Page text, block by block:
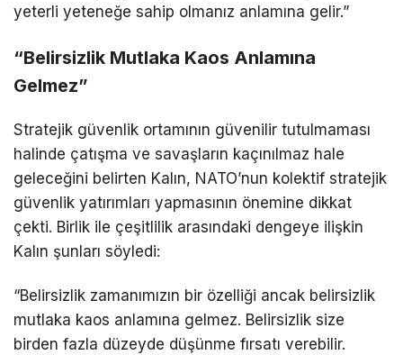
yeterli yeteneğe sahip olmanız anlamına gelir.”
“Belirsizlik Mutlaka Kaos Anlamına
Gelmez”
Stratejik güvenlik ortamının güvenilir tutulmaması
halinde çatışma ve savaşların kaçınılmaz hale
geleceğini belirten Kalın, NATO’nun kolektif stratejik
güvenlik yatırımları yapmasının önemine dikkat
çekti. Birlik ile çeşitlilik arasındaki dengeye ilişkin
Kalın şunları söyledi:
“Belirsizlik zamanımızın bir özelliği ancak belirsizlik
mutlaka kaos anlamına gelmez. Belirsizlik size
birden fazla düzeyde düşünme fırsatı verebilir.